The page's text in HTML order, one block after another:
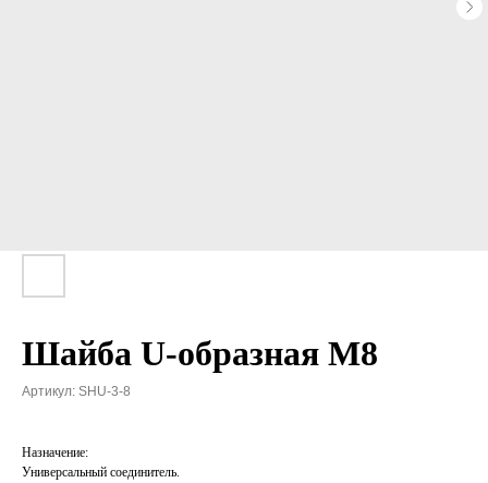
Шайба U-образная М8
Артикул: SHU-3-8
Назначение:
Универсальный соединитель.